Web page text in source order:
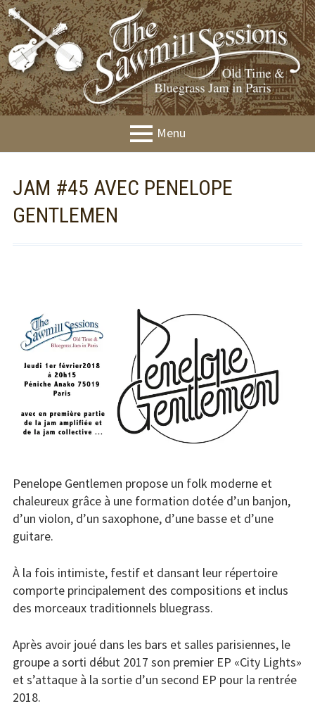
Aller
au
contenu
Menu
PRINCIPAL
Concerts
Liens
Contact /
Adhésion
JAM #45 AVEC PENELOPE
GENTLEMEN
Penelope Gentlemen propose un folk moderne et
chaleureux grâce à une formation dotée d’un banjon,
d’un violon, d’un saxophone, d’une basse et d’une
guitare.
À la fois intimiste, festif et dansant leur répertoire
comporte principalement des compositions et inclus
des morceaux traditionnels bluegrass.
Après avoir joué dans les bars et salles parisiennes, le
groupe a sorti début 2017 son premier EP «City Lights»
et s’attaque à la sortie d’un second EP pour la rentrée
2018.